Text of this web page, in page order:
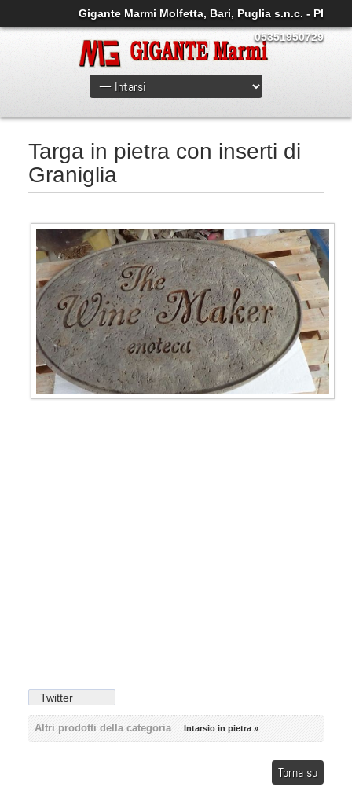
Gigante Marmi Molfetta, Bari, Puglia s.n.c. - PI
05351950729
Targa in pietra con inserti di
Graniglia
Twitter
Altri prodotti della categoria Intarsio in pietra »
Torna su